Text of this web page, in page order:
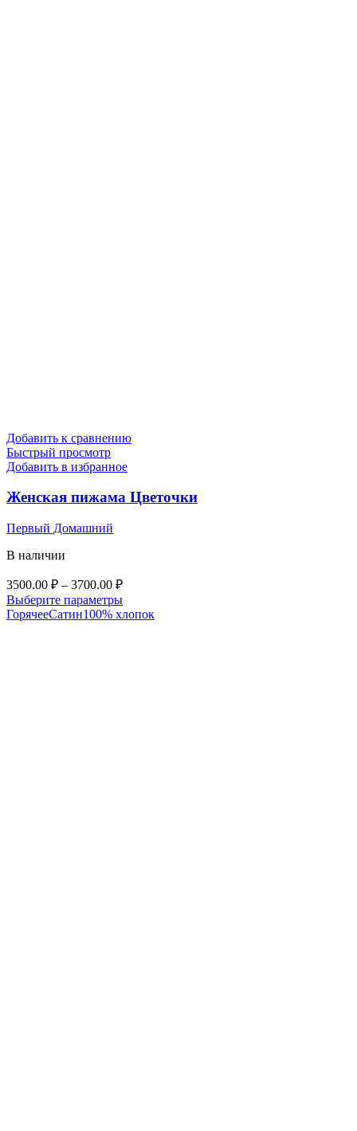
Добавить к сравнению
Быстрый просмотр
Добавить в избранное
Женская пижама Цветочки
Первый Домашний
В наличии
3500.00 ₽ – 3700.00 ₽Диапазон
цен:
3500.00 ₽
Выберите параметрыЭтот
товар
ГорячееСатин100% хлопок